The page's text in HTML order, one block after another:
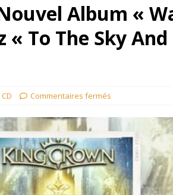
Album «
« To The Sky And
CD Commentaires fermés